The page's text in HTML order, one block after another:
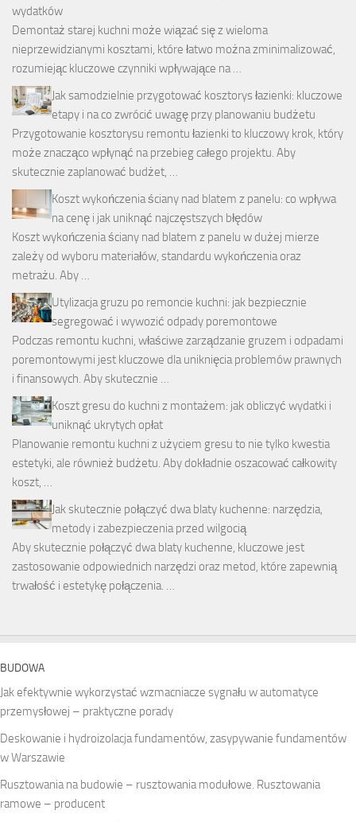
wydatków
Demontaż starej kuchni może wiązać się z wieloma
nieprzewidzianymi kosztami, które łatwo można zminimalizować,
rozumiejąc kluczowe czynniki wpływające na …
Jak samodzielnie przygotować kosztorys łazienki: kluczowe
etapy i na co zwrócić uwagę przy planowaniu budżetu
Przygotowanie kosztorysu remontu łazienki to kluczowy krok, który
może znacząco wpłynąć na przebieg całego projektu. Aby
skutecznie zaplanować budżet, …
Koszt wykończenia ściany nad blatem z panelu: co wpływa
na cenę i jak uniknąć najczęstszych błędów
Koszt wykończenia ściany nad blatem z panelu w dużej mierze
zależy od wyboru materiałów, standardu wykończenia oraz
metrażu. Aby …
Utylizacja gruzu po remoncie kuchni: jak bezpiecznie
segregować i wywozić odpady poremontowe
Podczas remontu kuchni, właściwe zarządzanie gruzem i odpadami
poremontowymi jest kluczowe dla uniknięcia problemów prawnych
i finansowych. Aby skutecznie …
Koszt gresu do kuchni z montażem: jak obliczyć wydatki i
uniknąć ukrytych opłat
Planowanie remontu kuchni z użyciem gresu to nie tylko kwestia
estetyki, ale również budżetu. Aby dokładnie oszacować całkowity
koszt, …
Jak skutecznie połączyć dwa blaty kuchenne: narzędzia,
metody i zabezpieczenia przed wilgocią
Aby skutecznie połączyć dwa blaty kuchenne, kluczowe jest
zastosowanie odpowiednich narzędzi oraz metod, które zapewnią
trwałość i estetykę połączenia. …
BUDOWA
Jak efektywnie wykorzystać wzmacniacze sygnału w automatyce
przemysłowej – praktyczne porady
Deskowanie i hydroizolacja fundamentów, zasypywanie fundamentów
w Warszawie
Rusztowania na budowie – rusztowania modułowe. Rusztowania
ramowe – producent